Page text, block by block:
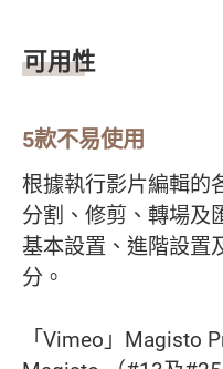
可用性
5款不易使用
根據執行影片編輯的
分割、修剪、轉場及
基本設置、進階設置
分。
「Vimeo」Magisto